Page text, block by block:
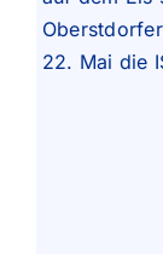
22. Mai die